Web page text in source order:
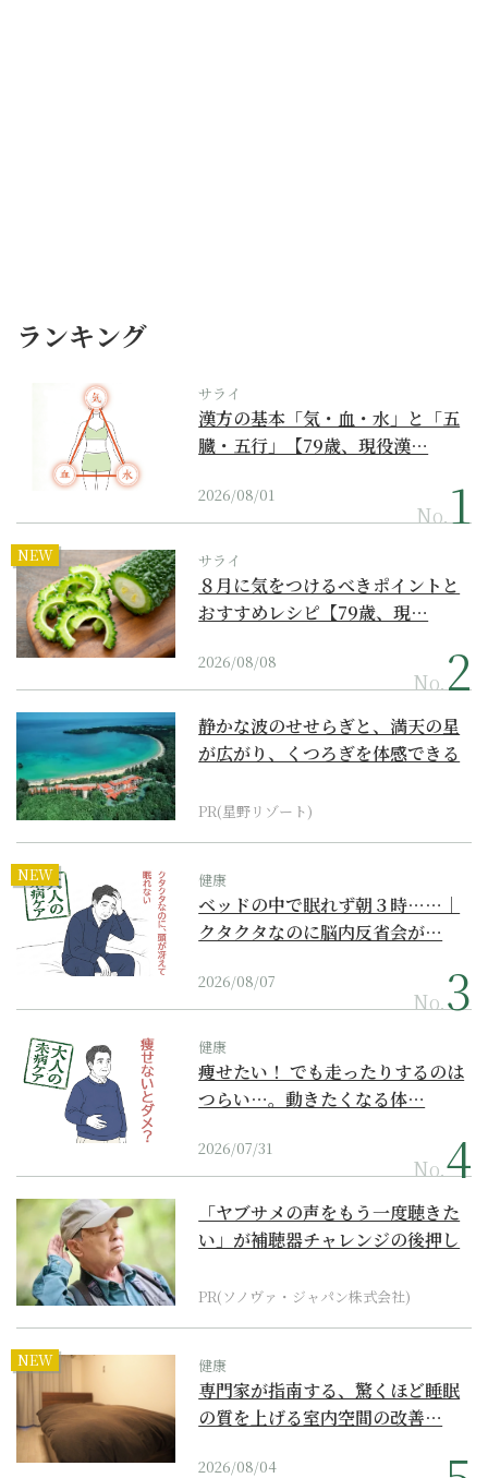
ランキング
サライ
漢方の基本「気・血・水」と「五
臓・五行」【79歳、現役漢…
2026/08/01
No.
NEW サライ
８月に気をつけるべきポイントと
おすすめレシピ【79歳、現…
2026/08/08
No.
静かな波のせせらぎと、満天の星
が広がり、くつろぎを体感できる
PR(星野リゾート)
NEW 健康
ベッドの中で眠れず朝３時……｜
クタクタなのに脳内反省会が…
2026/08/07
No.
健康
痩せたい！ でも走ったりするのは
つらい…。動きたくなる体…
2026/07/31
No.
「ヤブサメの声をもう一度聴きた
い」が補聴器チャレンジの後押し
PR(ソノヴァ・ジャパン株式会社)
NEW 健康
専門家が指南する、驚くほど睡眠
の質を上げる室内空間の改善…
2026/08/04